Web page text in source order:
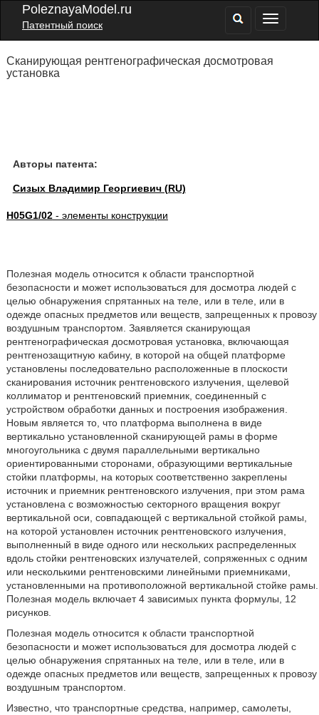
PoleznayaModel.ru
Патентный поиск
Сканирующая рентгенографическая досмотровая
установка
Авторы патента:
Сизых Владимир Георгиевич (RU)
H05G1/02- элементы конструкции
Полезная модель относится к области транспортной
безопасности и может использоваться для досмотра людей с
целью обнаружения спрятанных на теле, или в теле, или в
одежде опасных предметов или веществ, запрещенных к провозу
воздушным транспортом. Заявляется сканирующая
рентгенографическая досмотровая установка, включающая
рентгенозащитную кабину, в которой на общей платформе
установлены последовательно расположенные в плоскости
сканирования источник рентгеновского излучения, щелевой
коллиматор и рентгеновский приемник, соединенный с
устройством обработки данных и построения изображения.
Новым является то, что платформа выполнена в виде
вертикально установленной сканирующей рамы в форме
многоугольника с двумя параллельными вертикально
ориентированными сторонами, образующими вертикальные
стойки платформы, на которых соответственно закреплены
источник и приемник рентгеновского излучения, при этом рама
установлена с возможностью секторного вращения вокруг
вертикальной оси, совпадающей с вертикальной стойкой рамы,
на которой установлен источник рентгеновского излучения,
выполненный в виде одного или нескольких распределенных
вдоль стойки рентгеновских излучателей, сопряженных с одним
или несколькими рентгеновскими линейными приемниками,
установленными на противоположной вертикальной стойке рамы.
Полезная модель включает 4 зависимых пункта формулы, 12
рисунков.
Полезная модель относится к области транспортной
безопасности и может использоваться для досмотра людей с
целью обнаружения спрятанных на теле, или в теле, или в
одежде опасных предметов или веществ, запрещенных к провозу
воздушным транспортом.
Известно, что транспортные средства, например, самолеты,